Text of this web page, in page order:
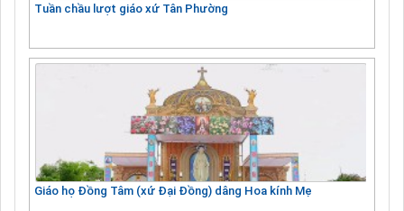
Tuần chầu lượt giáo xứ Tân Phường
Giáo họ Đồng Tâm (xứ Đại Đồng) dâng Hoa kính Mẹ